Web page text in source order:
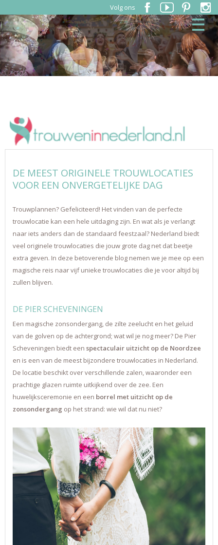
Volg ons
DE MEEST ORIGINELE TROUWLOCATIES
VOOR EEN ONVERGETELIJKE DAG
Trouwplannen? Gefeliciteerd! Het vinden van de perfecte
trouwlocatie kan een hele uitdaging zijn. En wat als je verlangt
naar iets anders dan de standaard feestzaal? Nederland biedt
veel originele trouwlocaties die jouw grote dag net dat beetje
extra geven. In deze betoverende blog nemen we je mee op een
magische reis naar vijf unieke trouwlocaties die je voor altijd bij
zullen blijven.
DE PIER SCHEVENINGEN
Een magische zonsondergang, de zilte zeelucht en het geluid
van de golven op de achtergrond; wat wil je nog meer? De Pier
Scheveningen biedt een spectaculair uitzicht op de Noordzee
en is een van de meest bijzondere trouwlocaties in Nederland.
De locatie beschikt over verschillende zalen, waaronder een
prachtige glazen ruimte uitkijkend over de zee. Een
huwelijksceremonie en een borrel met uitzicht op de
zonsondergang op het strand: wie wil dat nu niet?